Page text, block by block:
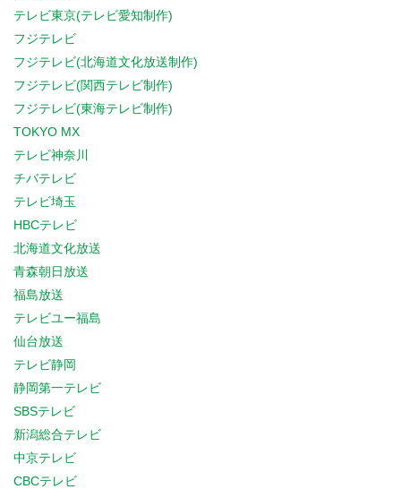
テレビ東京(テレビ愛知制作)
フジテレビ
フジテレビ(北海道文化放送制作)
フジテレビ(関西テレビ制作)
フジテレビ(東海テレビ制作)
TOKYO MX
テレビ神奈川
チバテレビ
テレビ埼玉
HBCテレビ
北海道文化放送
青森朝日放送
福島放送
テレビユー福島
仙台放送
テレビ静岡
静岡第一テレビ
SBSテレビ
新潟総合テレビ
中京テレビ
CBCテレビ